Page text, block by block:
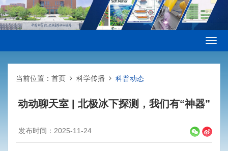
当前位置： 首页 科学传播 科普动态
动动聊天室 | 北极冰下探测，我们有“神器”
发布时间：2025-11-24